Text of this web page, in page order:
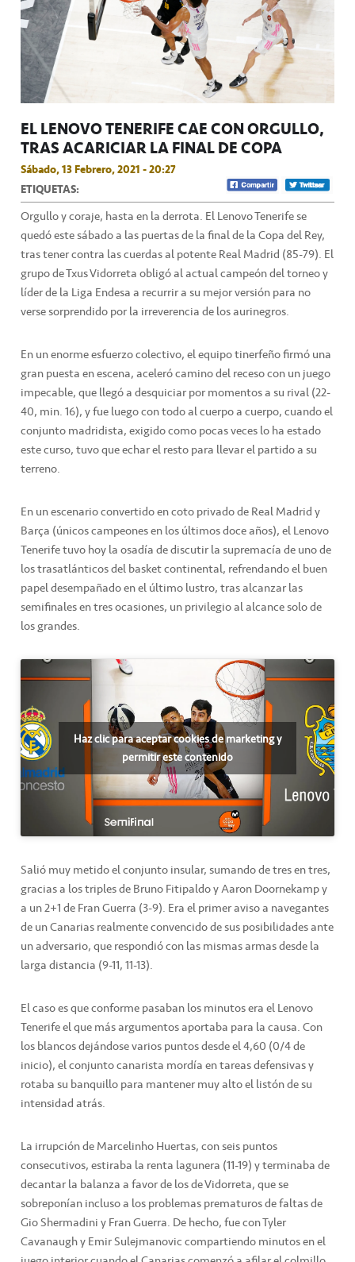
EL LENOVO TENERIFE CAE CON ORGULLO,
TRAS ACARICIAR LA FINAL DE COPA
Sábado, 13 Febrero, 2021 - 20:27
ETIQUETAS:
Orgullo y coraje, hasta en la derrota. El Lenovo Tenerife se
quedó este sábado a las puertas de la final de la Copa del Rey,
tras tener contra las cuerdas al potente Real Madrid (85-79). El
grupo de Txus Vidorreta obligó al actual campeón del torneo y
líder de la Liga Endesa a recurrir a su mejor versión para no
verse sorprendido por la irreverencia de los aurinegros.
En un enorme esfuerzo colectivo, el equipo tinerfeño firmó una
gran puesta en escena, aceleró camino del receso con un juego
impecable, que llegó a desquiciar por momentos a su rival (22-
40, min. 16), y fue luego con todo al cuerpo a cuerpo, cuando el
conjunto madridista, exigido como pocas veces lo ha estado
este curso, tuvo que echar el resto para llevar el partido a su
terreno.
En un escenario convertido en coto privado de Real Madrid y
Barça (únicos campeones en los últimos doce años), el Lenovo
Tenerife tuvo hoy la osadía de discutir la supremacía de uno de
los trasatlánticos del basket continental, refrendando el buen
papel desempañado en el último lustro, tras alcanzar las
semifinales en tres ocasiones, un privilegio al alcance solo de
los grandes.
Haz clic para aceptar cookies de marketing y
permitir este contenido
Salió muy metido el conjunto insular, sumando de tres en tres,
gracias a los triples de Bruno Fitipaldo y Aaron Doornekamp y
a un 2+1 de Fran Guerra (3-9). Era el primer aviso a navegantes
de un Canarias realmente convencido de sus posibilidades ante
un adversario, que respondió con las mismas armas desde la
larga distancia (9-11, 11-13).
El caso es que conforme pasaban los minutos era el Lenovo
Tenerife el que más argumentos aportaba para la causa. Con
los blancos dejándose varios puntos desde el 4,60 (0/4 de
inicio), el conjunto canarista mordía en tareas defensivas y
rotaba su banquillo para mantener muy alto el listón de su
intensidad atrás.
La irrupción de Marcelinho Huertas, con seis puntos
consecutivos, estiraba la renta lagunera (11-19) y terminaba de
decantar la balanza a favor de los de Vidorreta, que se
sobreponían incluso a los problemas prematuros de faltas de
Gio Shermadini y Fran Guerra. De hecho, fue con Tyler
Cavanaugh y Emir Sulejmanovic compartiendo minutos en el